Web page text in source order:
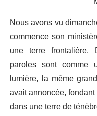
Nous avons vu
commence son
une terre
paroles sont comme
lumière, la même
avait annoncée,
dans une terre de